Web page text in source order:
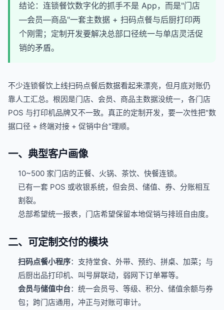
结论：连锁餐饮数字化的抓手不是 App，而是"门店
—会员—商品"一套主数据 + 扫码点餐与后厨打印两
个刚需；定制开发要解决总部口径统一与单店灵活促
销的矛盾。
不少连锁餐饮上线扫码点餐后数据看起来漂亮，但月底对账仍
靠人工汇总。根因是门店、会员、商品主数据没统一，各门店
POS 与打印机品牌又不一致。真正的定制开发，要一次性把"数
据口径 + 终端对接 + 促销中台"理顺。
一、典型客户画像
10~500 家门店的正餐、火锅、茶饮、快餐连锁。
已有一套 POS 或收银系统，但会员、储值、券、分账相互
割裂。
总部希望统一报表，门店希望保留本地促销与排班自由度。
二、可定制交付的模块
扫码点餐小程序：支持堂食、外带、预约、拼桌、加菜；与
后厨出品打印机、叫号屏联动，弱网下订单幂等。
会员与储值中台：统一会员号、等级、积分、储值余额与券
包；跨门店通用，冲正与对账可审计。